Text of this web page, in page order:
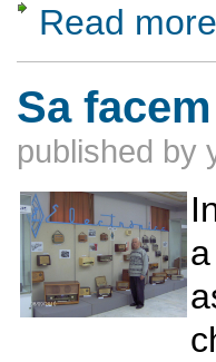
Read more
Sa
published by